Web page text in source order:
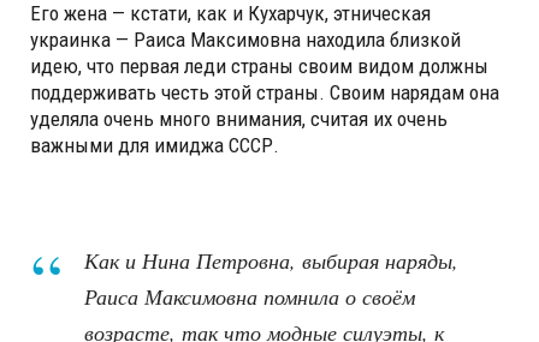
Его жена — кстати, как и Кухарчук, этническая
украинка — Раиса Максимовна находила близкой
идею, что первая леди страны своим видом должны
поддерживать честь этой страны. Своим нарядам она
уделяла очень много внимания, считая их очень
важными для имиджа СССР.
Как и Нина Петровна, выбирая наряды,
Раиса Максимовна помнила о своём
возрасте, так что модные силуэты, к